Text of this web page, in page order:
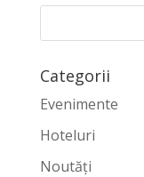
Categorii
Evenimente
Hoteluri
Noutăți